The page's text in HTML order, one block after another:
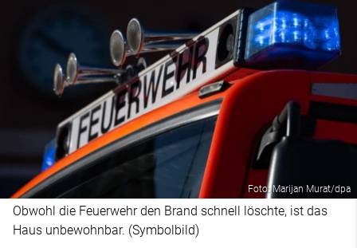
Foto: Marijan Murat/dpa
Obwohl die Feuerwehr den Brand schnell löschte, ist das
Haus unbewohnbar. (Symbolbild)